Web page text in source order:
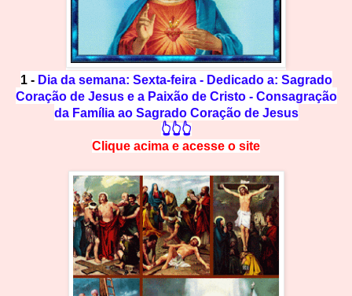
1 - Dia da semana: Sexta-feira - Dedicado a: Sagrado
Coração de Jesus e a Paixão de Cristo - Consagração
da Família ao Sagrado Coração de Jesus
👆👆👆
Clique acima e acesse o site